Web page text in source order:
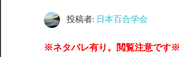
投稿者: 日本百合学会
※ネタバレ有り。閲覧注意です※